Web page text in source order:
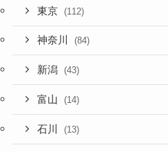
東京 (112)
神奈川 (84)
新潟 (43)
富山 (14)
石川 (13)